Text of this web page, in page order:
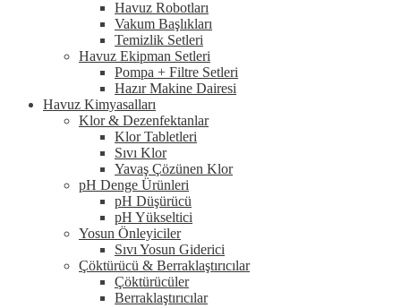
Havuz Robotları
Vakum Başlıkları
Temizlik Setleri
Havuz Ekipman Setleri
Pompa + Filtre Setleri
Hazır Makine Dairesi
Havuz Kimyasalları
Klor & Dezenfektanlar
Klor Tabletleri
Sıvı Klor
Yavaş Çözünen Klor
pH Denge Ürünleri
pH Düşürücü
pH Yükseltici
Yosun Önleyiciler
Sıvı Yosun Giderici
Çöktürücü & Berraklaştırıcılar
Çöktürücüler
Berraklaştırıcılar